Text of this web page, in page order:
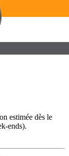
estimée dès le
ends).